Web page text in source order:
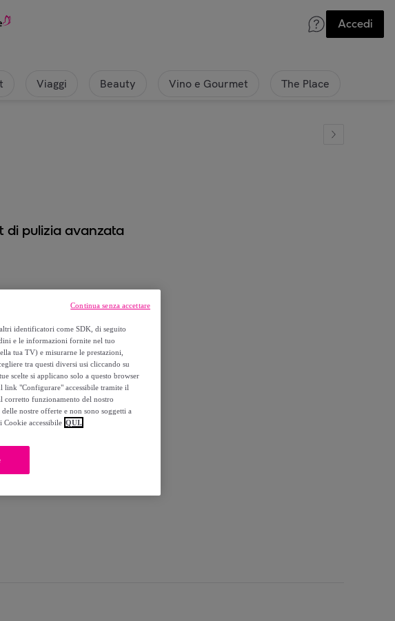
Accedi
Viaggi Beauty Vino e Gourmet The Place
di pulizia avanzata
di pulizia avanzata
al carrello
identificatori come SDK, di seguito
e le informazioni fornite nel tuo
tua TV) e misurarne le prestazioni,
tra questi diversi usi cliccando su
scelte si applicano solo a questo browser
link "Configurare" accessibile tramite il
corretto funzionamento del nostro
nostre offerte e non sono soggetti a
accessibile QUI.
Continua senza accettare